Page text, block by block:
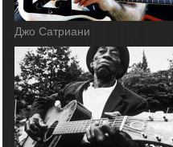
Джо Сатриани